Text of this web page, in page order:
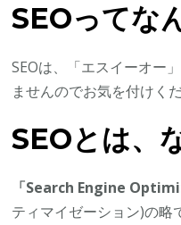
SEOってな
SEOは、「エスイーオー
ませんのでお気を付けく
SEOとは、
「Search Engine
ティマイゼーション)の略